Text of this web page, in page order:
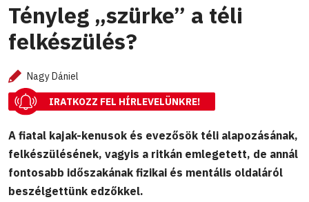
Tényleg „szürke” a téli
felkészülés?
Nagy Dániel
IRATKOZZ FEL HÍRLEVELÜNKRE!
A fiatal kajak-kenusok és evezősök téli alapozásának,
felkészülésének, vagyis a ritkán emlegetett, de annál
fontosabb időszakának fizikai és mentális oldaláról
beszélgettünk edzőkkel.